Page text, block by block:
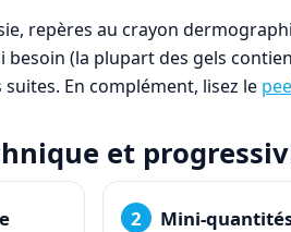
repères au crayon
besoin (la plupart des gels
En complément, lisez le
et
Mini-